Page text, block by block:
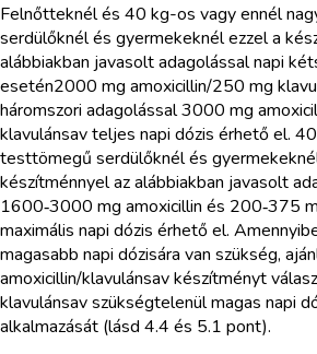
Felnőtteknél és 40 kg-os vagy ennél
serdülőknél és gyermekeknél ezzel a
alábbiakban javasolt adagolással napi
esetén2000 mg amoxicillin/250 mg
háromszori adagolással 3000 mg
klavulánsav teljes napi dózis érhető el.
testtömegű serdülőknél és
készítménnyel az alábbiakban javasolt
1600‑3000 mg amoxicillin és 200‑375
maximális napi dózis érhető el.
magasabb napi dózisára van szükség,
amoxicillin/klavulánsav készítményt
klavulánsav szükségtelenül magas napi
alkalmazását (lásd 4.4 és 5.1 pont).